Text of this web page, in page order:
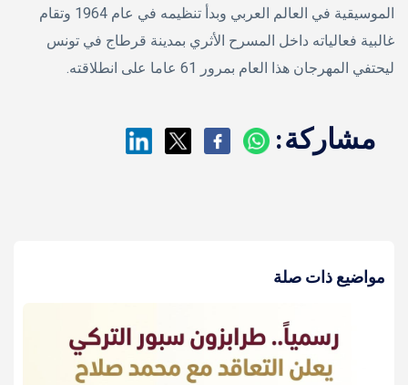
الموسيقية في العالم العربي وبدأ تنظيمه في عام 1964 وتقام
غالبية فعالياته داخل المسرح الأثري بمدينة قرطاج في تونس
ليحتفي المهرجان هذا العام بمرور 61 عاما على انطلاقته.
مشاركة:
مواضيع ذات صلة